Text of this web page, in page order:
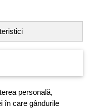
personală,
în care gândurile